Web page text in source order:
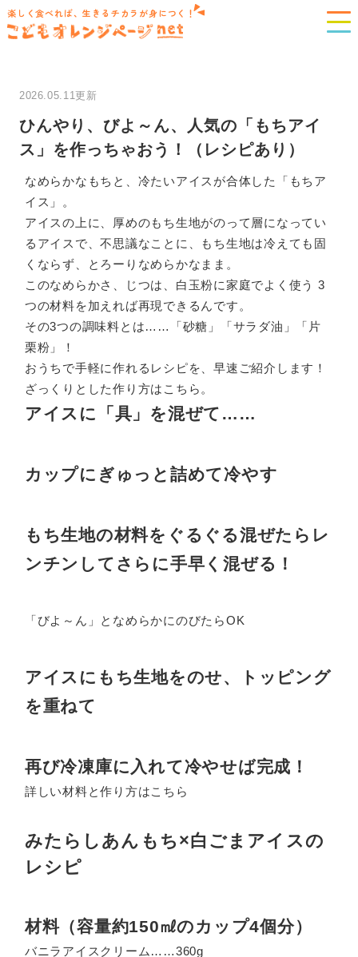
楽しく食べれば、生きるチカラが身につく！
2026.05.11更新
ひんやり、びよ～ん、人気の「もちアイ
ス」を作っちゃおう！（レシピあり）
なめらかなもちと、冷たいアイスが合体した「もちア
イス」。
アイスの上に、厚めのもち生地がのって層になってい
るアイスで、不思議なことに、もち生地は冷えても固
くならず、とろーりなめらかなまま。
このなめらかさ、じつは、白玉粉に家庭でよく使う 3
つの材料を加えれば再現できるんです。
その3つの調味料とは……「砂糖」「サラダ油」「片
栗粉」！
おうちで手軽に作れるレシピを、早速ご紹介します！
ざっくりとした作り方はこちら。
アイスに「具」を混ぜて……
カップにぎゅっと詰めて冷やす
もち生地の材料をぐるぐる混ぜたらレ
ンチンしてさらに手早く混ぜる！
「びよ～ん」となめらかにのびたらOK
アイスにもち生地をのせ、トッピング
を重ねて
再び冷凍庫に入れて冷やせば完成！
詳しい材料と作り方はこちら
みたらしあんもち×白ごまアイスの
レシピ
材料（容量約150㎖のカップ4個分）
バニラアイスクリーム……360g